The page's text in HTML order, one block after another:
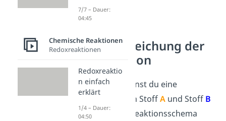
Reaktionsgleichung der
Redoxreaktion
In der Chemie kannst du eine
Redoxreaktion von StoffA und Stoff B
nach folgendem Reaktionsschema
7/7 – Dauer:
04:45
Chemische Reaktionen
Redoxreaktionen
Redoxreaktio
n einfach
erklärt
1/4 – Dauer:
04:50